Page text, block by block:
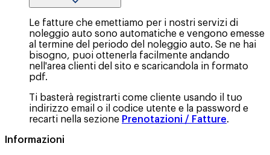
Le fatture che emettiamo per i nostri servizi di
noleggio auto sono automatiche e vengono emesse
al termine del periodo del noleggio auto. Se ne hai
bisogno, puoi ottenerla facilmente andando
nell'area clienti del sito e scaricandola in formato
pdf.
Ti basterà registrarti come cliente usando il tuo
indirizzo email o il codice utente e la password e
recarti nella sezione Prenotazioni / Fatture.
Informazioni